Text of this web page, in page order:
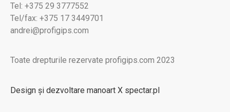
Tel: +375 29 3777552
Tel/fax: +375 17 3449701
andrei@profigips.com
Toate drepturile rezervate profigips.com 2023
Design și dezvoltare manoart X spectar.pl